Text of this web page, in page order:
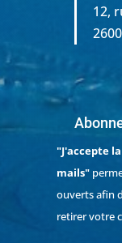
12,
"J'accepte
mails"
ouverts afin
retirer votre